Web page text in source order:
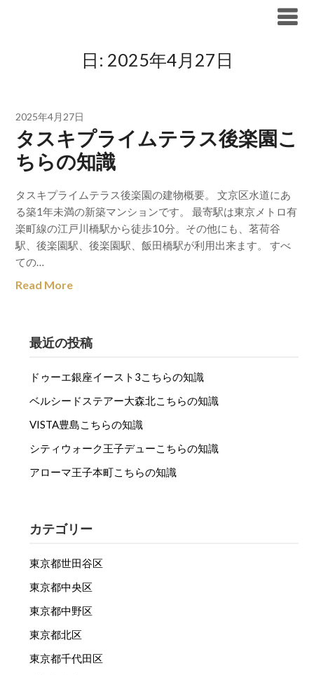
日: 2025年4月27日
2025年4月27日
タスキプライムテラス後楽園こ
ちらの知識
タスキプライムテラス後楽園の建物概要。 文京区水道にあ
る築1年未満の新築マンションです。 最寄駅は東京メトロ有
楽町線の江戸川橋駅から徒歩10分。その他にも、茗荷谷
駅、後楽園駅、後楽園駅、飯田橋駅が利用出来ます。 すべ
ての…
Read More
最近の投稿
ドゥーエ銀座イースト3こちらの知識
ベルシードステアー大森北こちらの知識
VISTA豊島こちらの知識
シティウォーク王子デューこちらの知識
アローマ王子本町こちらの知識
カテゴリー
東京都世田谷区
東京都中央区
東京都中野区
東京都北区
東京都千代田区